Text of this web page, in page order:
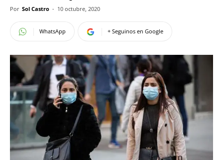
Por Sol Castro - 10 octubre, 2020
WhatsApp + Seguinos en Google